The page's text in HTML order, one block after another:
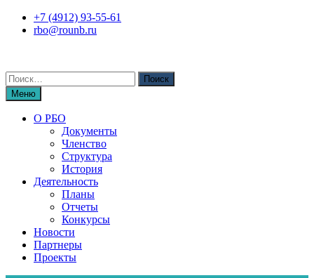
Перейти+7 (4912) 93-55-61
rbo@rounb.ru
Поиск
по:Меню
О РБО
Документы
Членство
Структура
История
Деятельность
Планы
Отчеты
Конкурсы
Новости
Партнеры
Проекты